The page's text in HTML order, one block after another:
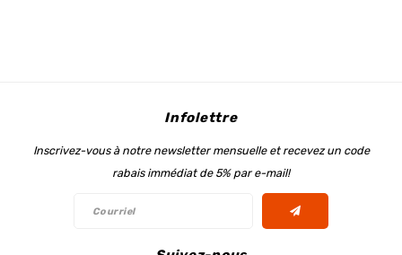
Infolettre
Inscrivez-vous à notre newsletter mensuelle et recevez un code
rabais immédiat de 5% par e-mail!